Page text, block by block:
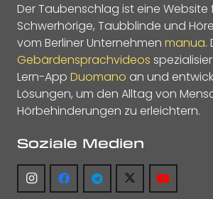
Der Taubenschlag ist eine Website
Schwerhörige, Taubblinde und
vom Berliner Unternehmen manua.
Gebärdensprachvideos
Lern-App Duomano an und
Lösungen, um den Alltag von
Hörbehinderungen zu erleichtern.
Soziale Medien